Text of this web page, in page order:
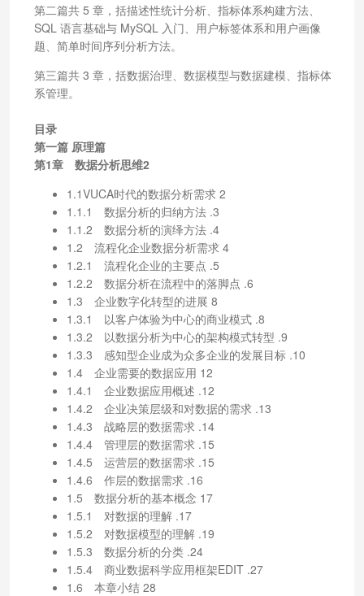
第二篇共 5 章，括描述性统计分析、指标体系构建方法、
SQL 语言基础与 MySQL 入门、用户标签体系和用户画像
题、简单时间序列分析方法。
第三篇共 3 章，括数据治理、数据模型与数据建模、指标体
系管理。
目录
第一篇 原理篇
第1章 数据分析思维2
1.1VUCA时代的数据分析需求 2
1.1.1 数据分析的归纳方法 .3
1.1.2 数据分析的演绎方法 .4
1.2 流程化企业数据分析需求 4
1.2.1 流程化企业的主要点 .5
1.2.2 数据分析在流程中的落脚点 .6
1.3 企业数字化转型的进展 8
1.3.1 以客户体验为中心的商业模式 .8
1.3.2 以数据分析为中心的架构模式转型 .9
1.3.3 感知型企业成为众多企业的发展目标 .10
1.4 企业需要的数据应用 12
1.4.1 企业数据应用概述 .12
1.4.2 企业决策层级和对数据的需求 .13
1.4.3 战略层的数据需求 .14
1.4.4 管理层的数据需求 .15
1.4.5 运营层的数据需求 .15
1.4.6 作层的数据需求 .16
1.5 数据分析的基本概念 17
1.5.1 对数据的理解 .17
1.5.2 对数据模型的理解 .19
1.5.3 数据分析的分类 .24
1.5.4 商业数据科学应用框架EDIT .27
1.6 本章小结 28